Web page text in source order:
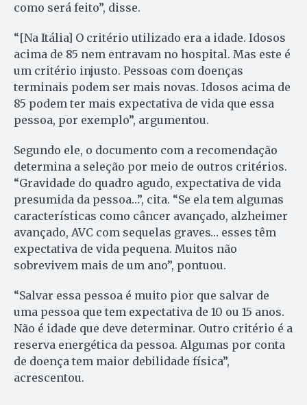
como será feito”, disse.
“[Na Itália] O critério utilizado era a idade. Idosos
acima de 85 nem entravam no hospital. Mas este é
um critério injusto. Pessoas com doenças
terminais podem ser mais novas. Idosos acima de
85 podem ter mais expectativa de vida que essa
pessoa, por exemplo”, argumentou.
Segundo ele, o documento com a recomendação
determina a seleção por meio de outros critérios.
“Gravidade do quadro agudo, expectativa de vida
presumida da pessoa…”, cita. “Se ela tem algumas
características como câncer avançado, alzheimer
avançado, AVC com sequelas graves… esses têm
expectativa de vida pequena. Muitos não
sobrevivem mais de um ano”, pontuou.
“Salvar essa pessoa é muito pior que salvar de
uma pessoa que tem expectativa de 10 ou 15 anos.
Não é idade que deve determinar. Outro critério é a
reserva energética da pessoa. Algumas por conta
de doença tem maior debilidade física”,
acrescentou.